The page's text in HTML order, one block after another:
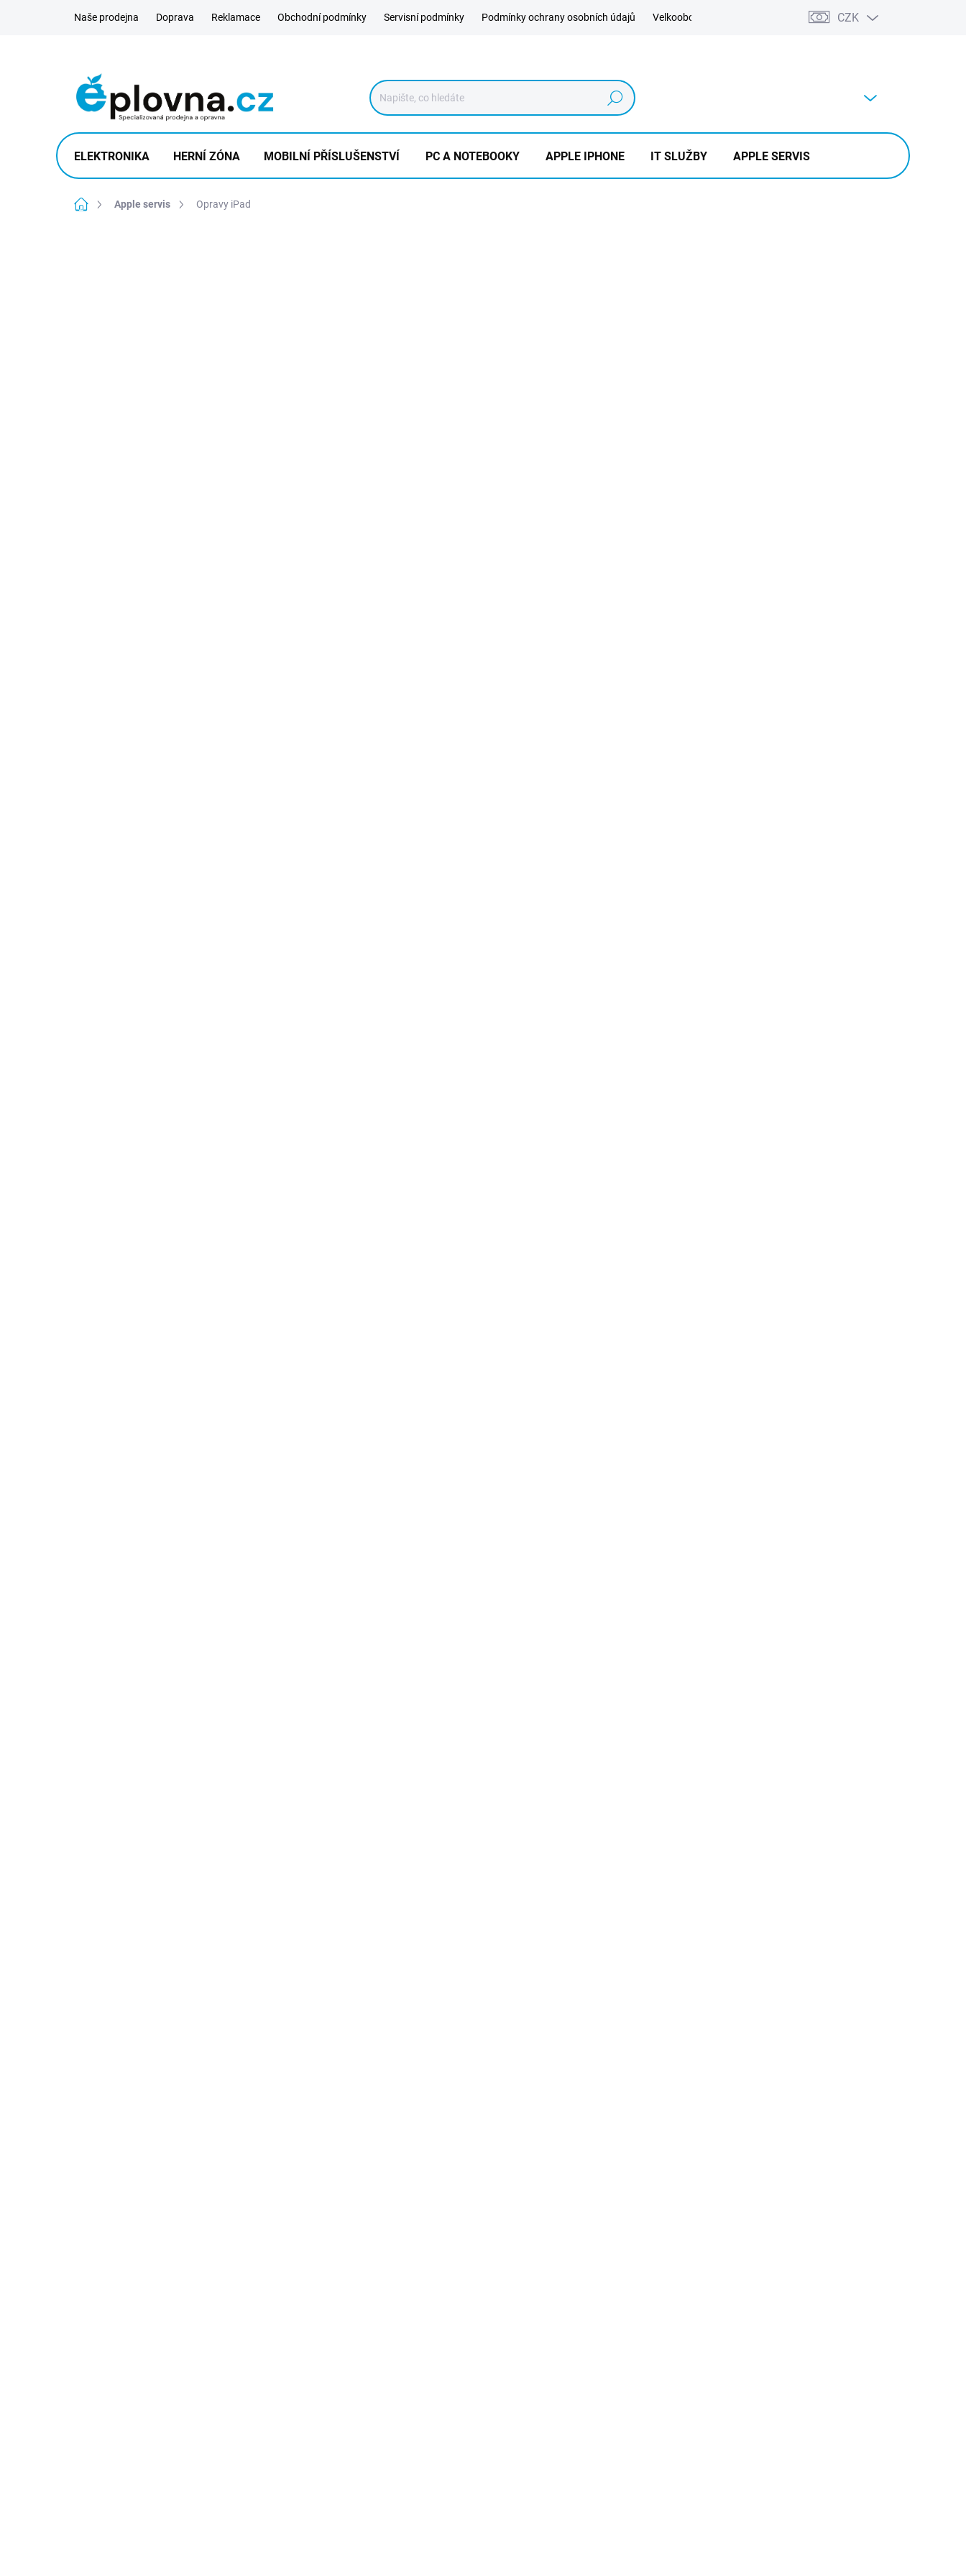
Naše prodejna Doprava Reklamace Obchodní podmínky Servisní podmínky Podmínky ochrany osobních údajů Velkoobchod Výkup CZK
Hledat
ELEKTRONIKA HERNÍ ZÓNA MOBILNÍ PŘÍSLUŠENSTVÍ PC A NOTEBOOKY APPLE IPHONE IT SLUŽBY APPLE SERVIS
Domů Apple servis Opravy iPad